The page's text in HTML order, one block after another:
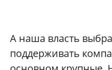
А наша власть
поддерживать